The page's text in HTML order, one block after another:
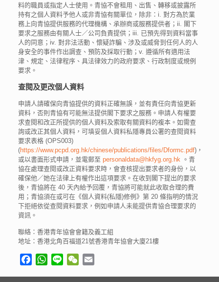
料的職員或指定人士使用。青協不會租用、出售、轉移或披露所
持有之個人資料予他人或非青協有關單位，除非：i. 對方為於業
務上向青協提供服務的代理機構、承辦商或服務提供者；ii. 閣下
要求之服務由有關人士／公司負責提供；iii. 已預先得到資料當事
人的同意；iv. 對非法活動、懷疑詐騙、涉及或威脅到任何人的人
身安全的事件作出調查、預防及採取行動；v. 遵循所有適用法
津、規定、法律程序、具法律效力的政府要求、行政制度或規例
要求。
查閱及更改個人資料
申請人請確保向青協提供的資料正確無誤，並有責任向青協更新
資料，否則青協有可能無法提供閣下要求之服務。申請人有權要
求查閱和改正所提供的個人資料及索取有關資料的複本。如需查
詢或改正其個人資料，可填妥個人資料私隱專員公署的查閱資料
要求表格 (OPS003)
(https://www.pcpd.org.hk/chinese/publications/files/Dformc.pdf)，
或以書面形式申請，並電郵至personaldata@hkfyg.org.hk 。青
協在處理查閱或改正資料要求時，會查核提出要求者的身份，以
確保他／她在法律上有權作出這項要求。在收到閣下提出的要求
後，青協將在 40 天內給予回覆，青協將可能就此收取合理的費
用；青協須在或可在《個人資料(私隱)修例》第 20 條指明的情況
下拒絕依從查閱資料要求，例如申請人未能提供青協合理要求的
資訊。
聯絡：香港青年協會會籍及義工組
地址：香港北角百福道21號香港青年協會大廈21樓
FacebookWhatsApp
Line WeChat